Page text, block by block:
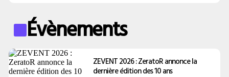
Évènements
ZEVENT 2026 : ZeratoR annonce la
dernière édition des 10 ans